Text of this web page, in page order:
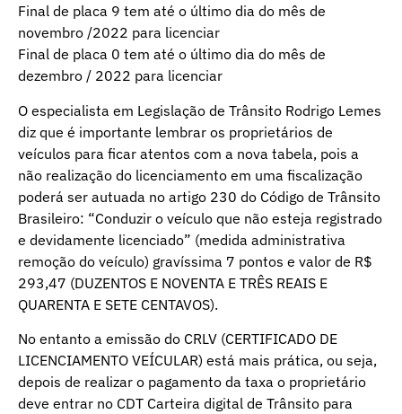
Final de placa 9 tem até o último dia do mês de
novembro /2022 para licenciar
Final de placa 0 tem até o último dia do mês de
dezembro / 2022 para licenciar
O especialista em Legislação de Trânsito Rodrigo Lemes
diz que é importante lembrar os proprietários de
veículos para ficar atentos com a nova tabela, pois a
não realização do licenciamento em uma fiscalização
poderá ser autuada no artigo 230 do Código de Trânsito
Brasileiro: “Conduzir o veículo que não esteja registrado
e devidamente licenciado” (medida administrativa
remoção do veículo) gravíssima 7 pontos e valor de R$
293,47 (DUZENTOS E NOVENTA E TRÊS REAIS E
QUARENTA E SETE CENTAVOS).
No entanto a emissão do CRLV (CERTIFICADO DE
LICENCIAMENTO VEÍCULAR) está mais prática, ou seja,
depois de realizar o pagamento da taxa o proprietário
deve entrar no CDT Carteira digital de Trânsito para